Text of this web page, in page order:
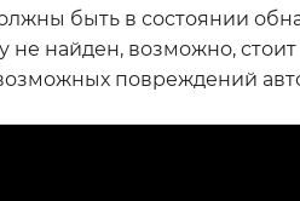
быть в состоянии
найден, возможно,
повреждений